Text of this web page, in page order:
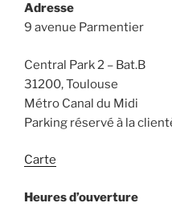
Adresse
9 avenue Parmentier
Central Park 2 – Bat.B
31200, Toulouse
Métro Canal du Midi
Parking réservé à la
Carte
Heures d’ouverture